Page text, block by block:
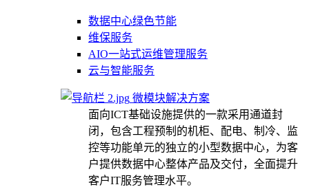
数据中心绿色节能
维保服务
AIO一站式运维管理服务
云与智能服务
微模块解决方案
面向ICT基础设施提供的一款采用通道封
闭，包含工程预制的机柜、配电、制冷、监
控等功能单元的独立的小型数据中心，为客
户提供数据中心整体产品及交付，全面提升
客户IT服务管理水平。